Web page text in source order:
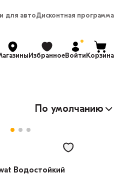
для автоДисконтная программа
ИзбранноеВойтиКорзина
По умолчанию
Водостойкий